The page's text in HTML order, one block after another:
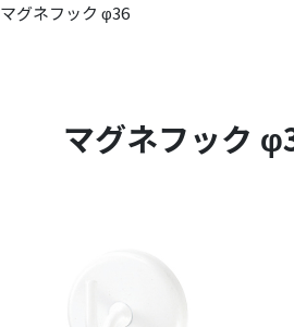
マグネフック φ36
マグネフック